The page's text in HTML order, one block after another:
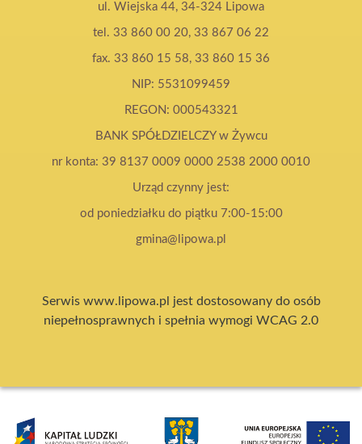
ul. Wiejska 44, 34-324 Lipowa
tel. 33 860 00 20, 33 867 06 22
fax. 33 860 15 58, 33 860 15 36
NIP: 5531099459
REGON: 000543321
BANK SPÓŁDZIELCZY w Żywcu
nr konta: 39 8137 0009 0000 2538 2000 0010
Urząd czynny jest:
od poniedziałku do piątku 7:00-15:00
gmina@lipowa.pl
Serwis www.lipowa.pl jest dostosowany do osób
niepełnosprawnych i spełnia wymogi WCAG 2.0